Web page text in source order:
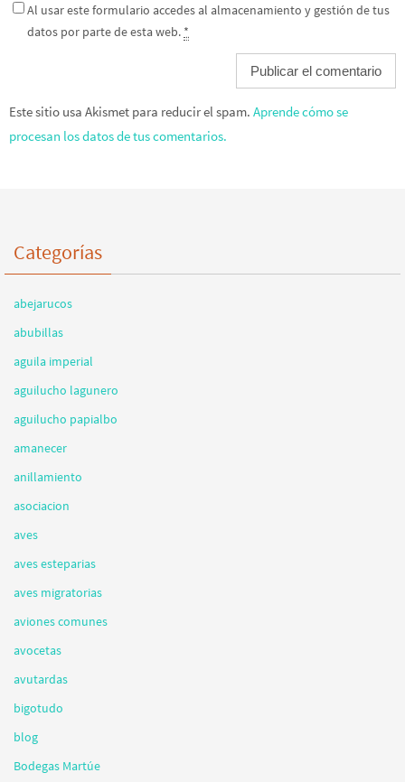
Al usar este formulario accedes al almacenamiento y gestión de tus
datos por parte de esta web. *
Este sitio usa Akismet para reducir el spam. Aprende cómo se
procesan los datos de tus comentarios.
Categorías
abejarucos
abubillas
aguila imperial
aguilucho lagunero
aguilucho papialbo
amanecer
anillamiento
asociacion
aves
aves esteparias
aves migratorias
aviones comunes
avocetas
avutardas
bigotudo
blog
Bodegas Martúe